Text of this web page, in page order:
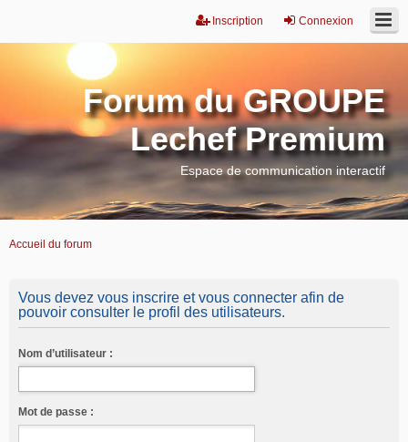
Connexion
Inscription
Forum du GROUPE
Lechef Premium
Espace de communication interactif
Accueil du forum
Vous devez vous inscrire et vous connecter afin de
pouvoir consulter le profil des utilisateurs.
Nom d’utilisateur :
Mot de passe :